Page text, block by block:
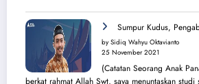
Sumpur Kudus,
by Sidiq Wahyu Oktavianto
25 November 2021
(Catatan Seorang Anak
berkat rahmat Allah Swt, saya menuntaskan